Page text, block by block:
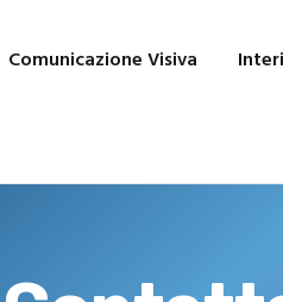
Comunicazione Visiva
Progetti